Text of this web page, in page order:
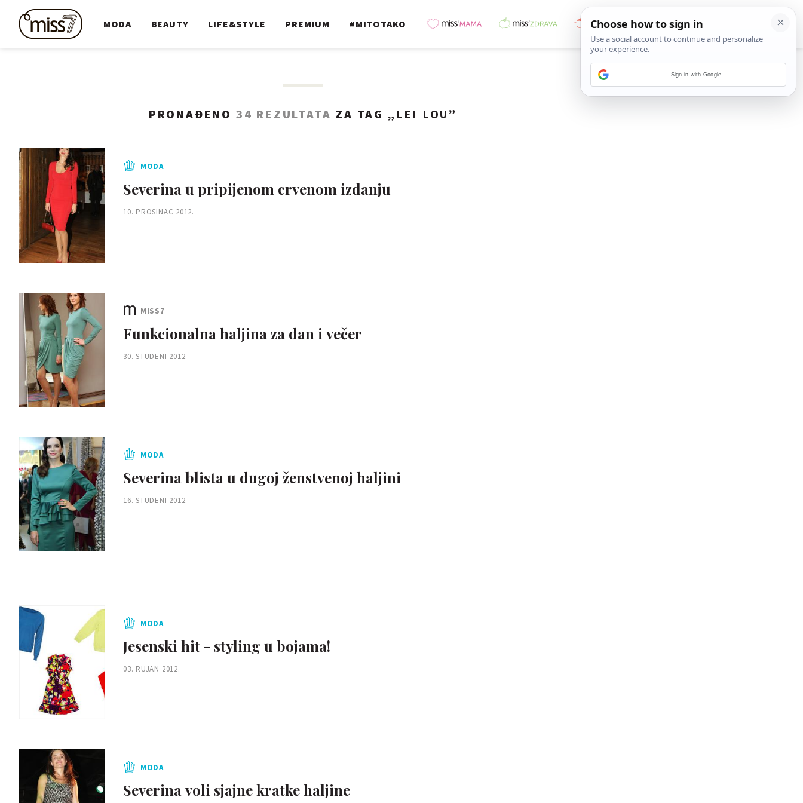
MODA BEAUTY LIFE&STYLE PREMIUM #MITOTAKO
PRONAĐENO 34 REZULTATA ZA TAG „ LEI LOU ”
MODA
Severina u pripijenom crvenom izdanju
10. PROSINAC 2012.
MISS7
Funkcionalna haljina za dan i večer
30. STUDENI 2012.
MODA
Severina blista u dugoj ženstvenoj haljini
16. STUDENI 2012.
MODA
Jesenski hit - styling u bojama!
03. RUJAN 2012.
MODA
Severina voli sjajne kratke haljine
Sign in with Google